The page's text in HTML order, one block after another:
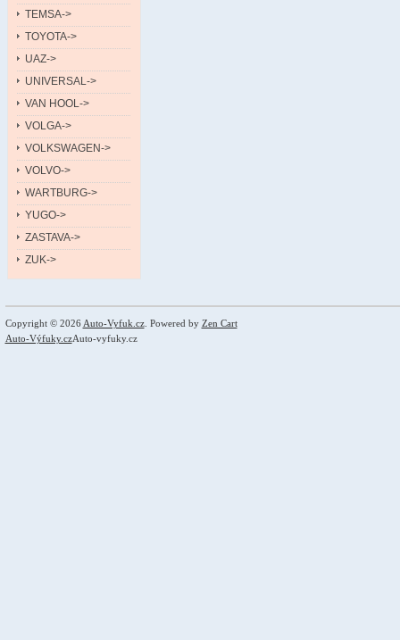
TEMSA->
TOYOTA->
UAZ->
UNIVERSAL->
VAN HOOL->
VOLGA->
VOLKSWAGEN->
VOLVO->
WARTBURG->
YUGO->
ZASTAVA->
ZUK->
Copyright © 2026 Auto-Vyfuk.cz. Powered by Zen Cart
Auto-Výfuky.czAuto-vyfuky.cz